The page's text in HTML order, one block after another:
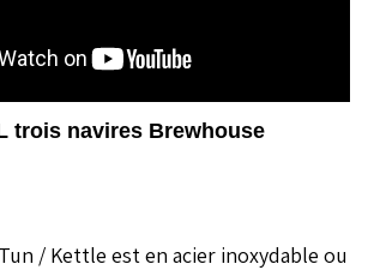
trois navires Brewhouse
/ Kettle est en acier inoxydable ou